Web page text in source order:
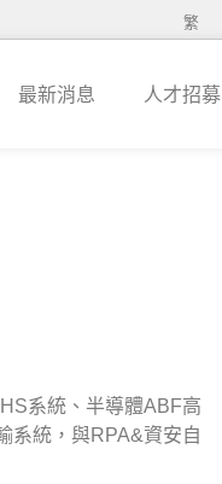
繁
最新消息 人才招募
系統、半導體ABF高
系統，與RPA&資安自